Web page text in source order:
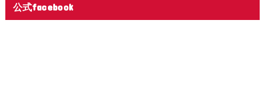
公式facebook